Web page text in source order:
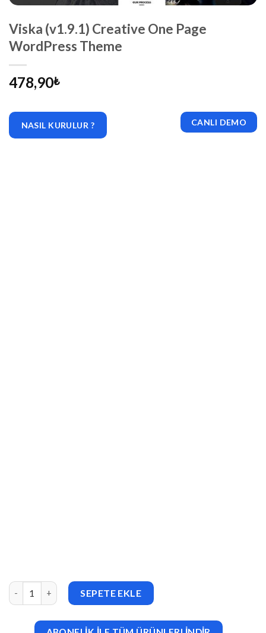
Viska (v1.9.1) Creative One Page
WordPress Theme
478,90₺
NASIL KURULUR ? CANLI DEMO
Viska (v1.9.1) Creative One Page WordPress Theme adet
SEPETE EKLE